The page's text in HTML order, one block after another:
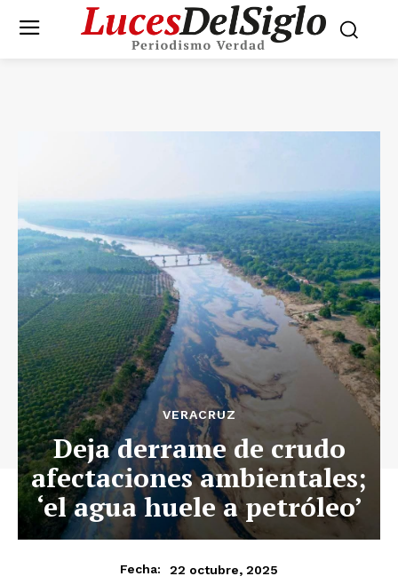
VERACRUZ
Deja derrame de crudo
afectaciones ambientales;
‘el agua huele a petróleo’
Fecha: 22 octubre, 2025